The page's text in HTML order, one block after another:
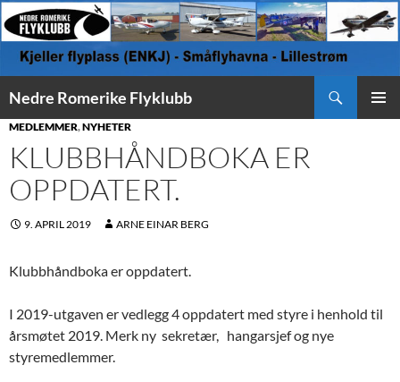
Nedre Romerike Flyklubb
TIL
INNHOLD
MEDLEMMER,NYHETER
KLUBBHÅNDBOKA ER
OPPDATERT.
9. APRIL 2019 ARNE EINAR BERG
Klubbhåndboka er oppdatert.
I 2019-utgaven er vedlegg 4 oppdatert med styre i henhold til
årsmøtet 2019. Merk ny sekretær, hangarsjef og nye
styremedlemmer.